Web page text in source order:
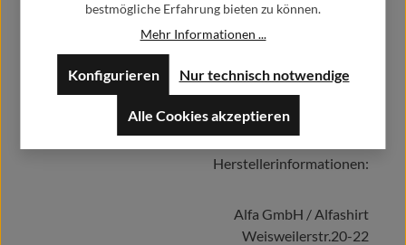
Kasten Box #42711
Regulärer Preis:
29,90 €
Preise inkl. MwSt. zzgl. Versandkosten
In den WarenkorbHerstellerinformationen:
Alfa GmbH / Alfashirt
Weisweilerstr.20-22
bestmögliche Erfahrung bieten zu können.
Mehr Informationen ...
Nur technisch notwendige
Konfigurieren
Alle Cookies akzeptieren